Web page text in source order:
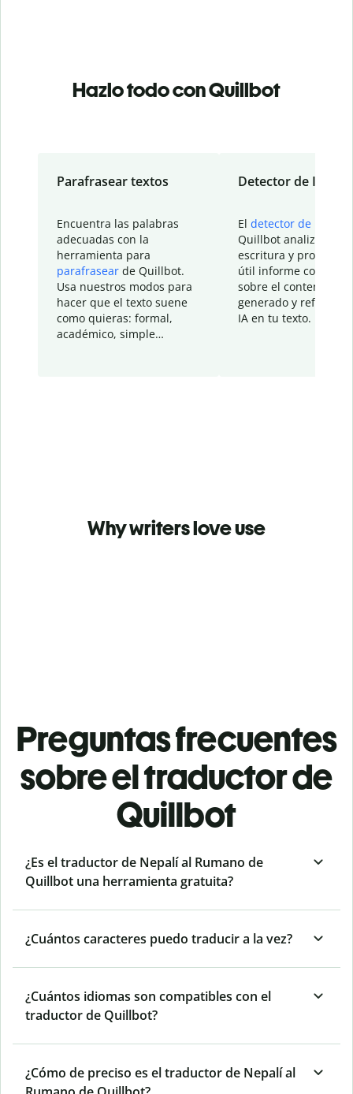
Hazlo todo con Quillbot
Parafrasear textos
Encuentra las palabras
adecuadas con la
herramienta para
parafrasear de Quillbot.
Usa nuestros modos para
hacer que el texto suene
como quieras: formal,
académico, simple…
Detector de IA
El detector de IA
Quillbot analiza tu
escritura y
útil informe con
sobre el contenido
generado y refinado
IA en tu texto.
Why writers love use
Preguntas frecuentes
sobre el traductor de
Quillbot
¿Es el traductor de Nepalí al Rumano de
Quillbot una herramienta gratuita?
¿Cuántos caracteres puedo traducir a la vez?
¿Cuántos idiomas son compatibles con el
traductor de Quillbot?
¿Cómo de preciso es el traductor de Nepalí al